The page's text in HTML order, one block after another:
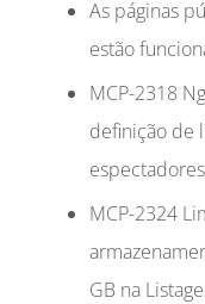
As páginas
estão
MCP-2318
definição de
espectadores
MCP-2324
GB na